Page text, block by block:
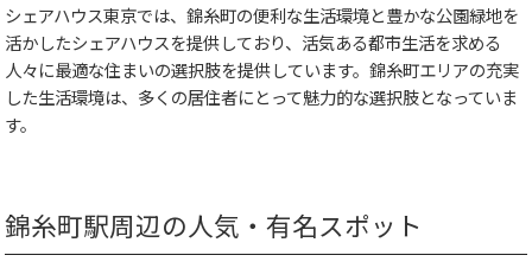
シェアハウス東京では、錦糸町の便利な生活環境と豊かな公園緑地を
活かしたシェアハウスを提供しており、活気ある都市生活を求める
人々に最適な住まいの選択肢を提供しています。錦糸町エリアの充実
した生活環境は、多くの居住者にとって魅力的な選択肢となっていま
す。
錦糸町駅周辺の人気・有名スポット